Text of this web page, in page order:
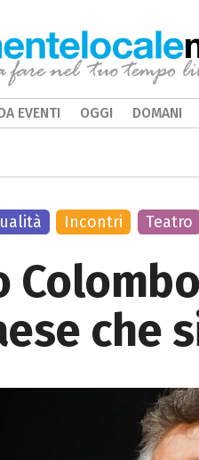
che
Incontri Teatro
EVENTI OGGI DOMANI